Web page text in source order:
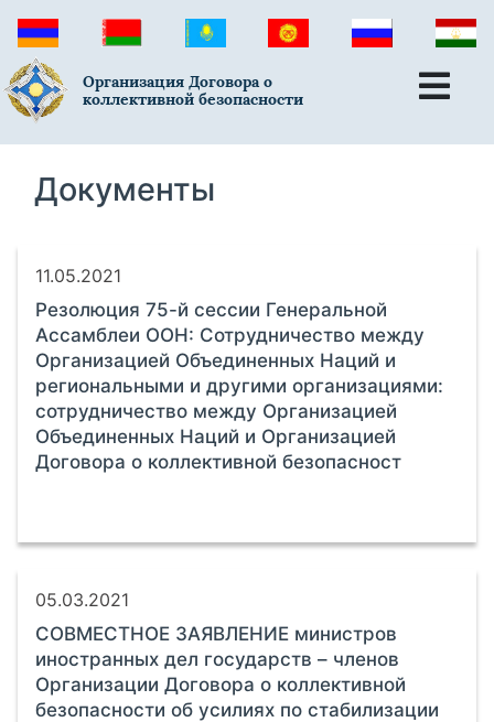
Организация Договора о
коллективной безопасности
Документы
11.05.2021
Резолюция 75-й сессии Генеральной
Ассамблеи ООН: Сотрудничество между
Организацией Объединенных Наций и
региональными и другими организациями:
сотрудничество между Организацией
Объединенных Наций и Организацией
Договора о коллективной безопасност
05.03.2021
СОВМЕСТНОЕ ЗАЯВЛЕНИЕ министров
иностранных дел государств – членов
Организации Договора о коллективной
безопасности об усилиях по стабилизации